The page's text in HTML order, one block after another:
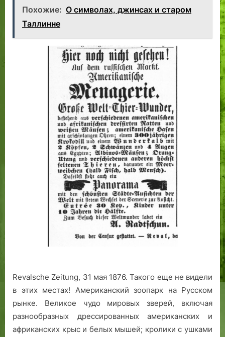
Похожие: О символах, джинсах и старом
Таллинне
Revalsche Zeitung, 31 мая 1876. Такого еще не видели
в этих местах! Американский зоопарк на Русском
рынке. Великое чудо мировых зверей, включая
разнообразных дрессированных американских и
африканских крыс и белых мышей; кролики с ушками